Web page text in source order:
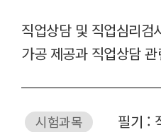
직업상담 및 직업심리검
가공 제공과 직업상담
시험과목
필기 :